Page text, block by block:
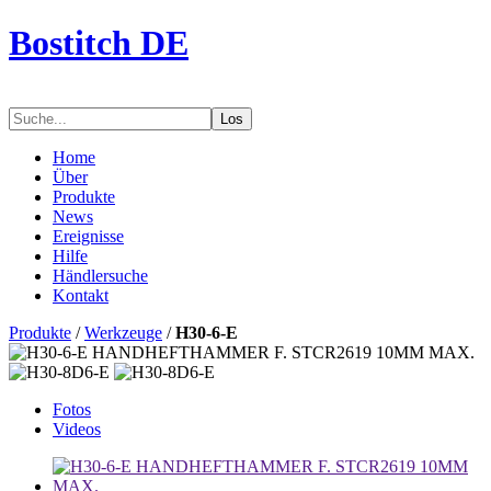
Bostitch DE
Los
Home
Über
Produkte
News
Ereignisse
Hilfe
Händlersuche
Kontakt
Produkte /Werkzeuge /H30-6-E
Fotos
Videos